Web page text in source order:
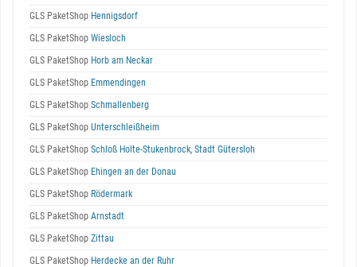
GLS PaketShop Hennigsdorf
GLS PaketShop Wiesloch
GLS PaketShop Horb am Neckar
GLS PaketShop Emmendingen
GLS PaketShop Schmallenberg
GLS PaketShop Unterschleißheim
GLS PaketShop Schloß Holte-Stukenbrock, Stadt Gütersloh
GLS PaketShop Ehingen an der Donau
GLS PaketShop Rödermark
GLS PaketShop Arnstadt
GLS PaketShop Zittau
GLS PaketShop Herdecke an der Ruhr